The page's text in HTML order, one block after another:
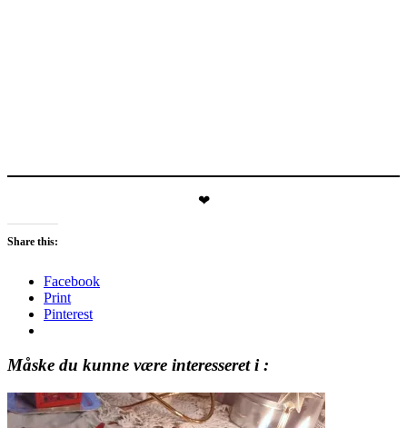
❤
Share this:
Facebook
Print
Pinterest
Måske du kunne være interesseret i :